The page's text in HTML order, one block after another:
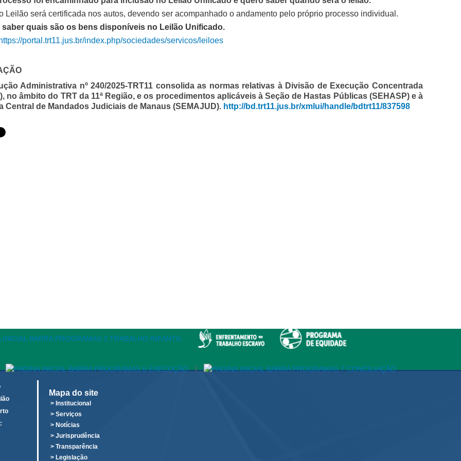
Leilão será certificada nos autos, devendo ser acompanhado o andamento pelo próprio processo individual.
saber quais são os bens disponíveis no Leilão Unificado.
portal.trt11.jus.br/index.php/sociedades/servicos/leiloes
Administrativa nº 240/2025-TRT11 consolida as normas relativas à Divisão de Execução Concentrada
no âmbito do TRT da 11ª Região, e os procedimentos aplicáveis à Seção de Hastas Públicas (SEHASP) e à
Central de Mandados Judiciais de Manaus (SEMAJUD). http://bd.trt11.jus.br/xmlui/handle/bdtrt11/837598
|
Mapa do site
> Institucional
> Serviços
> Notícias
> Jurisprudência
> Transparência
> Legislação